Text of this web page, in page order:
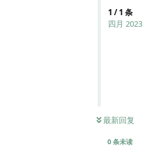
1 /1 条
四月 2023
0 条未读
最新回复